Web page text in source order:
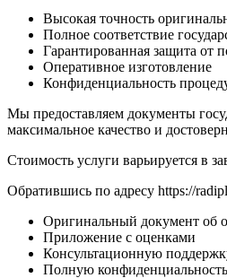
Высокая точность
Полное соответствие
Гарантированная защита от
Оперативное изготовление
Конфиденциальность
Мы предоставляем документы
максимальное качество и
Стоимость услуги варьируется в
Обратившись по адресу https://
Оригинальный документ об
Приложение с оценками
Консультационную
Полную конфиденциальность